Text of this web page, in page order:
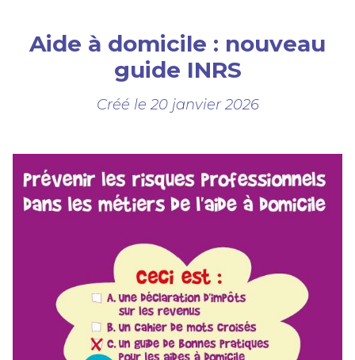
Aide à domicile : nouveau
guide INRS
Créé le 20 janvier 2026